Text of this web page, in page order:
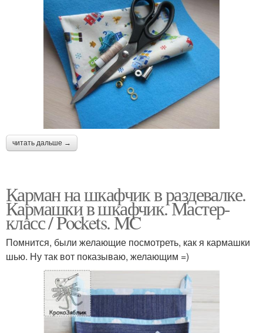
читать дальше →
Карман на шкафчик в раздевалке.
Кармашки в шкафчик. Мастер-
класс / Pockets. MC
Помнится, были желающие посмотреть, как я кармашки
шью. Ну так вот показываю, желающим =)